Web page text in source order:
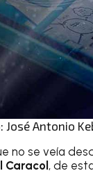
Antonio
no se veía
Caracol , de